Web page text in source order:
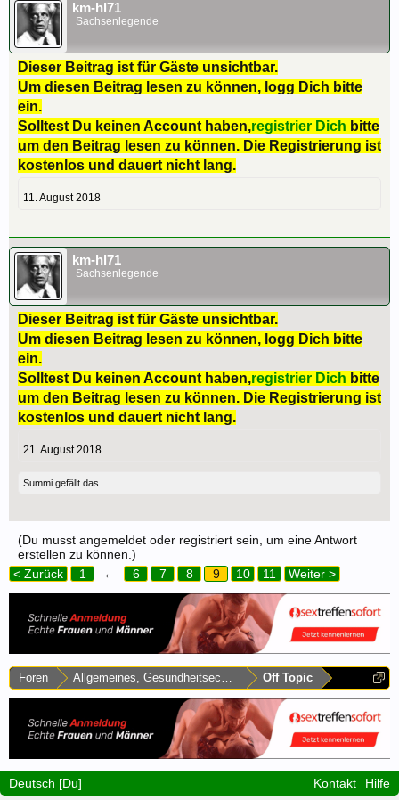
km-hl71
Sachsenlegende
Dieser Beitrag ist für Gäste unsichtbar.
Um diesen Beitrag lesen zu können, logg Dich bitte
ein.
Solltest Du keinen Account haben,registrier Dich bitte
um den Beitrag lesen zu können. Die Registrierung ist
kostenlos und dauert nicht lang.
11. August 2018
km-hl71
Sachsenlegende
Dieser Beitrag ist für Gäste unsichtbar.
Um diesen Beitrag lesen zu können, logg Dich bitte
ein.
Solltest Du keinen Account haben,registrier Dich bitte
um den Beitrag lesen zu können. Die Registrierung ist
kostenlos und dauert nicht lang.
21. August 2018
Summi gefällt das.
(Du musst angemeldet oder registriert sein, um eine Antwort
erstellen zu können.)
< Zurück
1 ← 6 7 8 9 10 11 Weiter >
Foren Allgemeines, Gesundheitsecke & Umfragen
Off Topic
Deutsch [Du] Kontakt Hilfe